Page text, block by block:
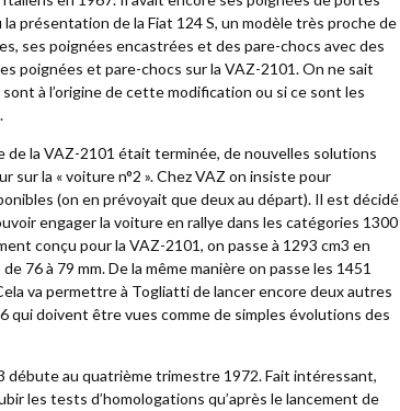
présentation de la Fiat 124 S, un modèle très proche de
ses poignées encastrées et des pare-chocs avec des
poignées et pare-chocs sur la VAZ-2101. On ne sait
à l’origine de cette modification ou si ce sont les
la VAZ-2101 était terminée, de nouvelles solutions
la « voiture n°2 ». Chez VAZ on insiste pour
(on en prévoyait que deux au départ). Il est décidé
engager la voiture en rallye dans les catégories 1300
conçu pour la VAZ-2101, on passe à 1293 cm3 en
76 à 79 mm. De la même manière on passe les 1451
va permettre à Togliatti de lancer encore deux autres
qui doivent être vues comme de simples évolutions des
débute au quatrième trimestre 1972. Fait intéressant,
les tests d’homologations qu’après le lancement de